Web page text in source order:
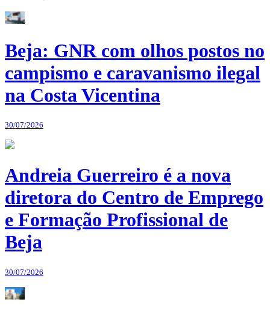
Beja: GNR com olhos postos no
campismo e caravanismo ilegal
na Costa Vicentina
30/07/2026
Andreia Guerreiro é a nova
diretora do Centro de Emprego
e Formação Profissional de
Beja
30/07/2026